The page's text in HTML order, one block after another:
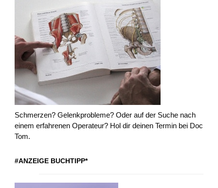
Schmerzen? Gelenkprobleme? Oder auf der Suche nach
einem erfahrenen Operateur? Hol dir deinen Termin bei Doc
Tom.
#ANZEIGE BUCHTIPP*